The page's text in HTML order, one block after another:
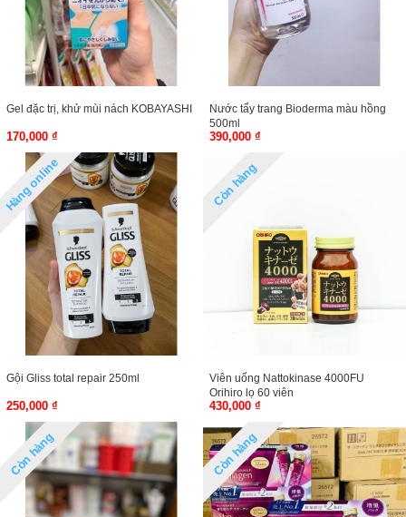
Gel đặc trị, khử mùi nách KOBAYASHI
170,000 ₫
Nước tẩy trang Bioderma màu hồng
500ml
390,000 ₫
Hàng online
Gội Gliss total repair 250ml
250,000 ₫
Còn hàng
Viên uống Nattokinase 4000FU
Orihiro lọ 60 viên
430,000 ₫
Còn hàng Còn hàng